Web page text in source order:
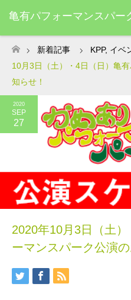
亀有パフォーマンスパー
ホーム
新着記事 KPP, イベ
10月3日（土）・4日（日）亀
知らせ！
2020
SEP
27
2020年10月3日（土
ーマンスパーク公演の